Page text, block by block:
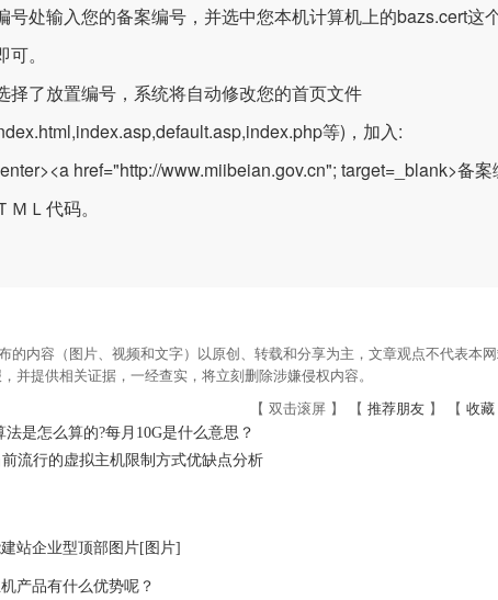
号处输入您的备案编号，并选中您本机计算机上的bazs.cert这
。
择了放置编号，系统将自动修改您的首页文件
等)，加入:
href="http://www.miibeian.gov.cn"; target=_blank>备案
Ｌ代码。
的内容（图片、视频和文字）以原创、转载和分享为主，文章观点不代表本
并提供相关证据，一经查实，将立刻删除涉嫌侵权内容。
【 双击滚屏 】 【 推荐朋友 】 【 收藏
法是怎么算的?每月10G是什么意思？
流行的虚拟主机限制方式优缺点分析
站企业型顶部图片[图片]
产品有什么优势呢？